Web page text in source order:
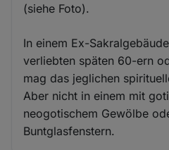
(siehe Foto).
In einem Ex-
verliebten späten 60-ern
mag das jeglichen
Aber nicht in einem mit
neogotischem Gewölbe
Buntglasfenstern.